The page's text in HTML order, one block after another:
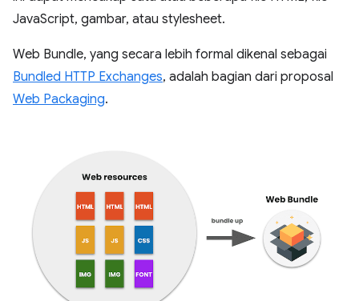
JavaScript, gambar, atau stylesheet.
Web Bundle, yang secara lebih formal dikenal sebagai
Bundled HTTP Exchanges, adalah bagian dari proposal
Web Packaging.